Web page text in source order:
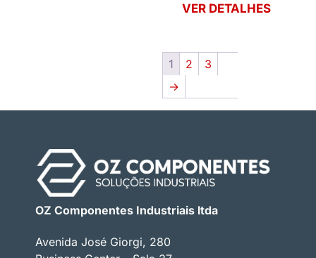
VER DETALHES
1 2
3
→
OZ Componentes Industriais ltda
Avenida José Giorgi, 280